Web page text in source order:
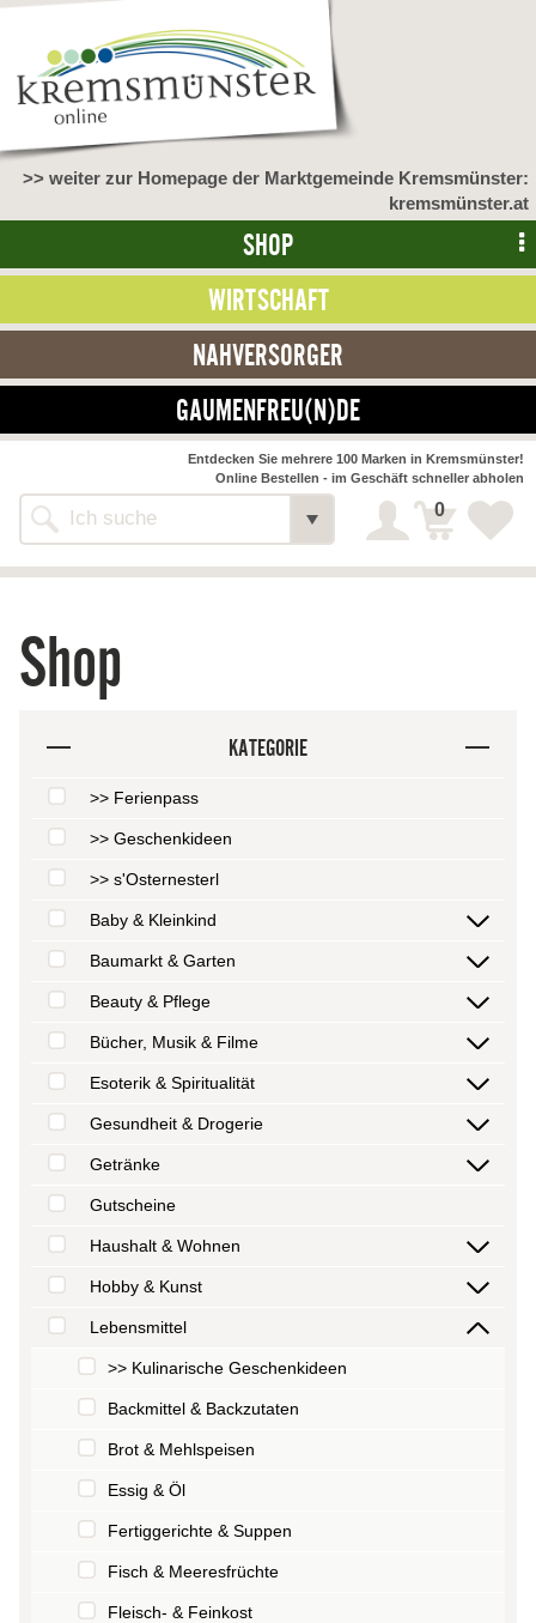
>> weiter zur Homepage der Marktgemeinde Kremsmünster:
kremsmünster.at
SHOP
WIRTSCHAFT
NAHVERSORGER
GAUMENFREU(N)DE
Shop
Entdecken Sie mehrere 100 Marken in Kremsmünster!
Online Bestellen - im Geschäft schneller abholen
0
Shop
KATEGORIE
>> Ferienpass
>> Geschenkideen
>> s'Osternesterl
Baby & Kleinkind
Baumarkt & Garten
Beauty & Pflege
Bücher, Musik & Filme
Esoterik & Spiritualität
Gesundheit & Drogerie
Getränke
Gutscheine
Haushalt & Wohnen
Hobby & Kunst
Lebensmittel
>> Kulinarische Geschenkideen
Backmittel & Backzutaten
Brot & Mehlspeisen
Essig & Öl
Fertiggerichte & Suppen
Fisch & Meeresfrüchte
Fleisch- & Feinkost